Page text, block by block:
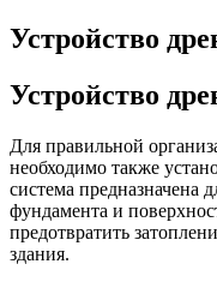
Устройство
Устройство
Для правильной
необходимо также
система предназначена
фундамента и
предотвратить
здания.